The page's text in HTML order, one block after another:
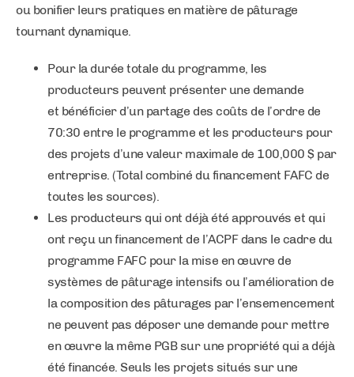
ou bonifier leurs pratiques en matière de pâturage
tournant dynamique.
Pour la durée totale du programme, les
producteurs peuvent présenter une demande
et bénéficier d’un partage des coûts de l’ordre de
70:30 entre le programme et les producteurs pour
des projets d’une valeur maximale de 100,000 $ par
entreprise. (Total combiné du financement FAFC de
toutes les sources).
Les producteurs qui ont déjà été approuvés et qui
ont reçu un financement de l’ACPF dans le cadre du
programme FAFC pour la mise en œuvre de
systèmes de pâturage intensifs ou l’amélioration de
la composition des pâturages par l’ensemencement
ne peuvent pas déposer une demande pour mettre
en œuvre la même PGB sur une propriété qui a déjà
été financée. Seuls les projets situés sur une